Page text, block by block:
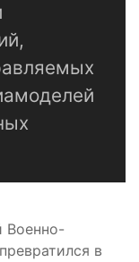
Военно-
в